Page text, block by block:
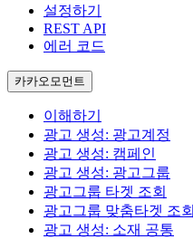
설정하기
REST API
에러 코드
카카오모먼트
이해하기
광고 생성: 광고계정
광고 생성: 캠페인
광고 생성: 광고그룹
광고그룹 타겟 조회
광고그룹 맞춤타겟 조회
광고 생성: 소재 공통